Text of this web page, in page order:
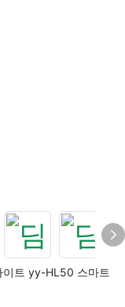
이트 yy-HL50 스마트